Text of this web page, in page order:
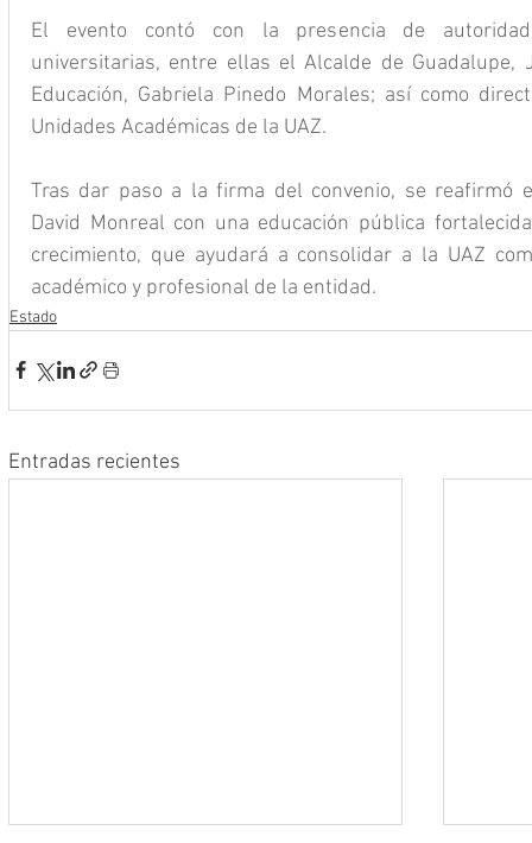
El evento contó con la presencia de
universitarias, entre ellas el Alcalde de Guadalupe,
Educación, Gabriela Pinedo Morales; así como
Unidades Académicas de la UAZ.
Tras dar paso a la firma del convenio, se reafirmó
David Monreal con una educación pública
crecimiento, que ayudará a consolidar a la UAZ
académico y profesional de la entidad.
Estado
Entradas recientes